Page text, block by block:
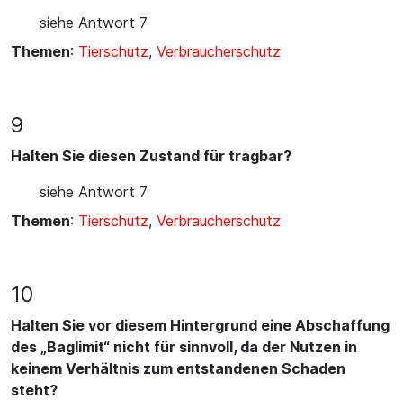
siehe Antwort 7
Themen: Tierschutz, Verbraucherschutz
9
Halten Sie diesen Zustand für tragbar?
siehe Antwort 7
Themen: Tierschutz, Verbraucherschutz
10
Halten Sie vor diesem Hintergrund eine Abschaffung
des „Baglimit“ nicht für sinnvoll, da der Nutzen in
keinem Verhältnis zum entstandenen Schaden
steht?